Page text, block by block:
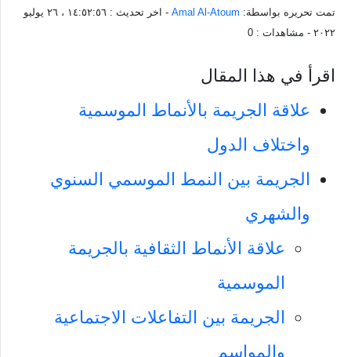
تمت تحريره بواسطة: Amal Al-Atoum - اخر تحديث :
١٤:٥٢:٥٦ ، ٢٦ يوليو
٢٠٢٢ - مشاهدات : 0
اقرأ في هذا المقال
علاقة الجريمة بالأنماط الموسمية
واختلاف الدول
الجريمة بين النمط الموسمي السنوي
والشهري
علاقة الأنماط الثقافية بالجريمة
الموسمية
الجريمة بين التفاعلات الاجتماعية
والمواسم